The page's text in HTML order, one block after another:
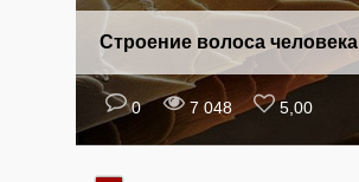
0 7 048 5,00
Строение волоса человека